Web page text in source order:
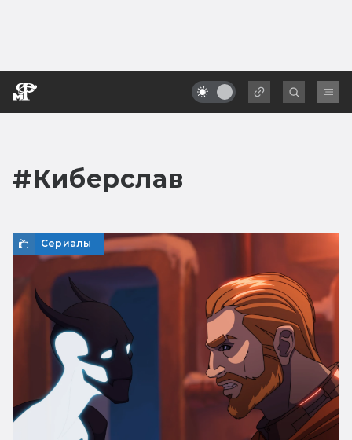
#Киберслав
Сериалы